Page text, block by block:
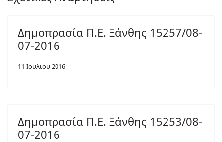
Δημοπρασία Π.Ε. Ξάνθης 15257/08-
07-2016
11 Ιουλιου 2016
Δημοπρασία Π.Ε. Ξάνθης 15253/08-
07-2016